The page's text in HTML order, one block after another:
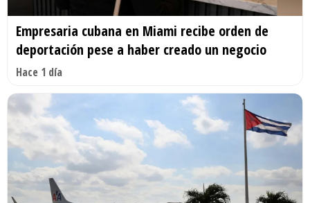
Empresaria cubana en Miami recibe orden de
deportación pese a haber creado un negocio
Hace 1 día